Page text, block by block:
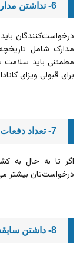
6- نداشتن مدارک کافی برای اثبات سلامتی
درخواست‌کنندگان
مدارک شامل
مطمئنی باید سلامت
برای قبولی ویزای
7- تعداد دفعات سفر به کشورهای دیگر
اگر تا به حال به
درخواست‌تان بیشتر
8- داشتن سابقه سفر خیلی زیاد